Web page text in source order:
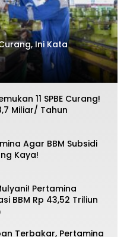
Ini Kata
11 SPBE Curang!
Miliar/ Tahun
Agar BBM Subsidi
Kaya!
Pertamina
BBM Rp 43,52 Triliun
Terbakar, Pertamina